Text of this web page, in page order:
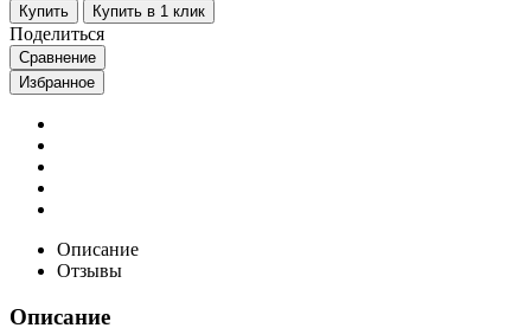
Купить Купить в 1 клик
Поделиться
Сравнение
Избранное
Описание
Отзывы
Описание